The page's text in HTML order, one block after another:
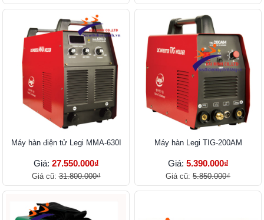
Máy hàn điện tử Legi MMA-630I
Giá: 27.550.000₫
Giá cũ:31.800.000₫
Máy hàn Legi TIG-200AM
Giá: 5.390.000₫
Giá cũ: 5.850.000₫